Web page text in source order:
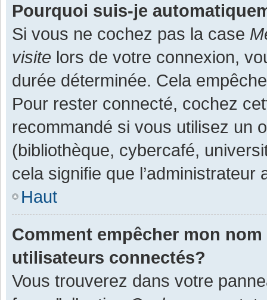
Pourquoi suis-je
Si vous ne cochez pas la case
visite lors de votre connexion,
durée déterminée. Cela
Pour rester connecté, cochez
recommandé si vous utilisez un
(bibliothèque, cybercafé,
cela signifie que
Haut
Comment empêcher mon
utilisateurs connectés?
Vous trouverez dans votre